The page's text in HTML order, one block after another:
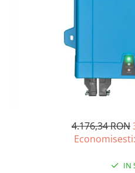
Accesorii Statii de Alimentare
Kituri Generatoare Solare
Cauta dupa capacitate
Cauta dupa marca
4.176,34 RON
Economisesti:
IN